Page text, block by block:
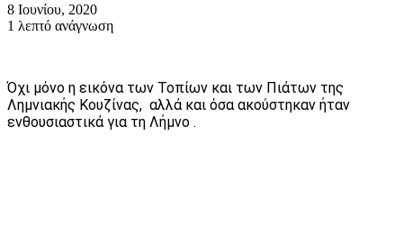
8 Ιουνίου, 2020
1 λεπτό ανάγνωση
Όχι μόνο η εικόνα των Τοπίων και των Πιάτων της
Λημνιακής Κουζίνας, αλλά και όσα ακούστηκαν ήταν
ενθουσιαστικά για τη Λήμνο .